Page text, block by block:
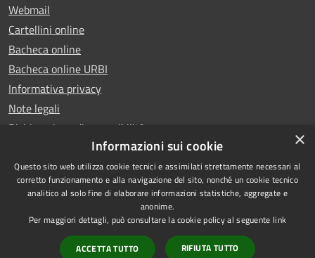
Webmail
Cartellini online
Bacheca online
Bacheca online URBI
Informativa privacy
Note legali
Dichiarazione di accessibilità
RSS
Accessibilità
Copyright © 2025 Comune di
Ariano Irpino
Powered byMunicipium
×
Informazioni sui cookie
Questo sito web utilizza cookie tecnici e assimilati strettamente necessari al
corretto funzionamento e alla navigazione del sito, nonché un cookie tecnico
analitico al solo fine di elaborare informazioni statistiche, aggregate e
anonime.
Per maggiori dettagli, può consultare la cookie policy al seguente link
ACCETTA TUTTO RIFIUTA TUTTO